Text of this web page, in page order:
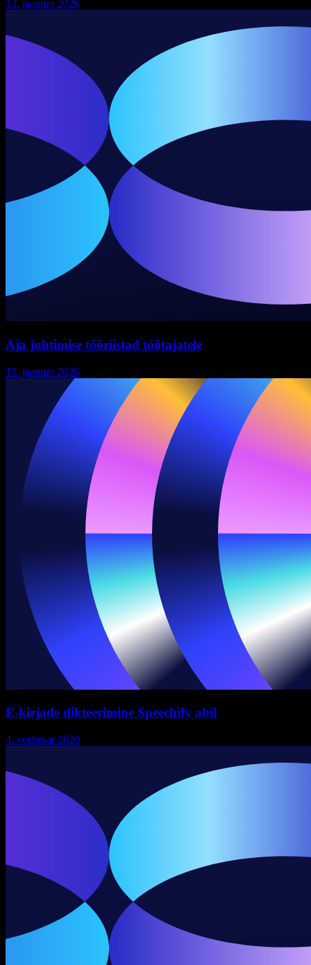
13. jaanuar 2026
Aja juhtimise tööriistad töötajatele
15. jaanuar 2026
E-kirjade dikteerimine Speechify abil
4. veebruar 2026